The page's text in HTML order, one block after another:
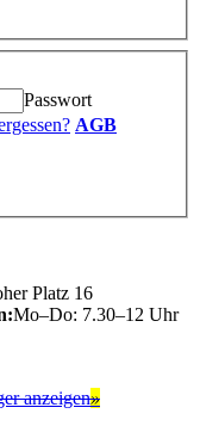
Passwort
AGB
Platz 16
Mo–Do: 7.30–12 Uhr
anzeigen»